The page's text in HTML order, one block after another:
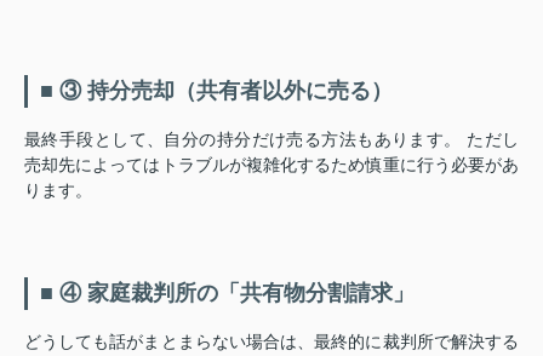
■ ③ 持分売却（共有者以外に売る）
最終手段として、自分の持分だけ売る方法もあります。 ただし
売却先によってはトラブルが複雑化するため慎重に行う必要があ
ります。
■ ④ 家庭裁判所の「共有物分割請求」
どうしても話がまとまらない場合は、最終的に裁判所で解決する